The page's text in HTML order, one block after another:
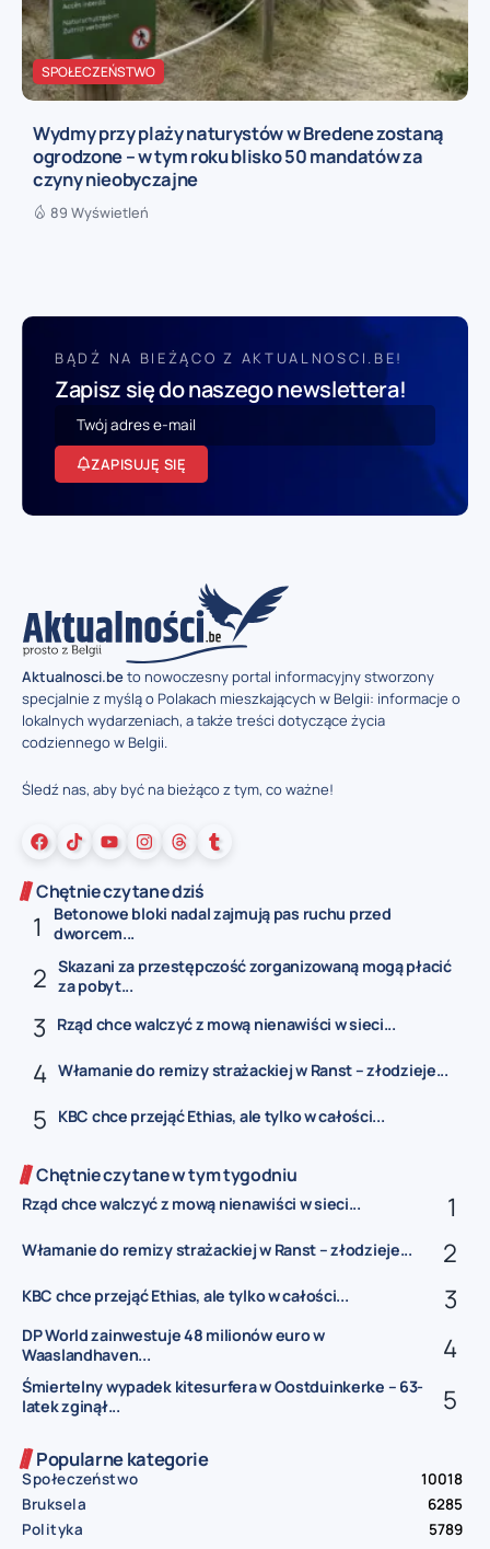
SPOŁECZEŃSTWO
Wydmy przy plaży naturystów w Bredene zostaną
ogrodzone – w tym roku blisko 50 mandatów za
czyny nieobyczajne
89 Wyświetleń
BĄDŹ NA BIEŻĄCO Z AKTUALNOSCI.BE!
Zapisz się do naszego newslettera!
ZAPISUJĘ SIĘ
Aktualnosci.beto nowoczesny portal informacyjny stworzony
specjalnie z myślą o Polakach mieszkających w Belgii: informacje o
lokalnych wydarzeniach, a także treści dotyczące życia
codziennego w Belgii.
Śledź nas, aby być na bieżąco z tym, co ważne!
Chętnie czytane dziś
Betonowe bloki nadal zajmują pas ruchu przed
dworcem...
Skazani za przestępczość zorganizowaną mogą płacić
za pobyt...
Rząd chce walczyć z mową nienawiści w sieci...
Włamanie do remizy strażackiej w Ranst – złodzieje...
KBC chce przejąć Ethias, ale tylko w całości...
Chętnie czytane w tym tygodniu
Rząd chce walczyć z mową nienawiści w sieci...
Włamanie do remizy strażackiej w Ranst – złodzieje...
KBC chce przejąć Ethias, ale tylko w całości...
DP World zainwestuje 48 milionów euro w
Waaslandhaven...
Śmiertelny wypadek kitesurfera w Oostduinkerke – 63-
latek zginął...
Popularne kategorie
Społeczeństwo
10018
Bruksela
6285
Polityka
5789